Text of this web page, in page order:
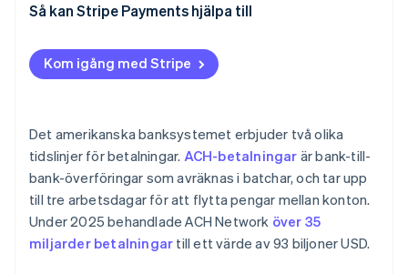
ACH-autogiro
Omedelbara bankbetalningar
Utbetalningar
Så kan Stripe Payments hjälpa till
Kom igång med Stripe
Det amerikanska banksystemet erbjuder två olika
tidslinjer för betalningar. ACH-betalningar är bank-till-
bank-överföringar som avräknas i batchar, och tar upp
till tre arbetsdagar för att flytta pengar mellan konton.
Under 2025 behandlade ACH Network över 35
miljarder betalningar till ett värde av 93 biljoner USD.